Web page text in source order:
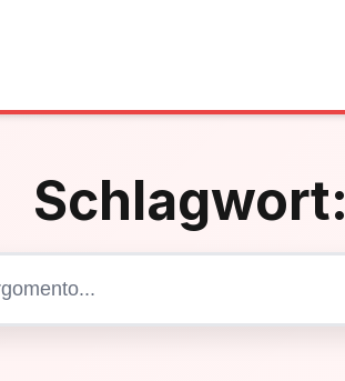
Schlagwort: